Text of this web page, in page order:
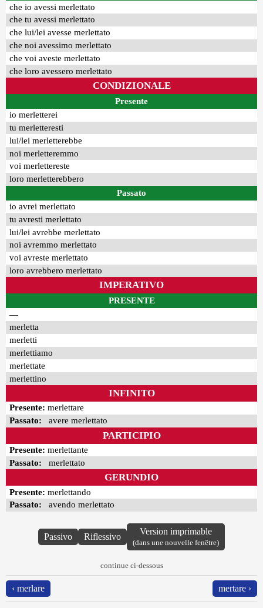
che io avessi merlettato
che tu avessi merlettato
che lui/lei avesse merlettato
che noi avessimo merlettato
che voi aveste merlettato
che loro avessero merlettato
CONDIZIONALE
Presente
io merletterei
tu merletteresti
lui/lei merletterebbe
noi merletteremmo
voi merlettereste
loro merletterebbero
Passato
io avrei merlettato
tu avresti merlettato
lui/lei avrebbe merlettato
noi avremmo merlettato
voi avreste merlettato
loro avrebbero merlettato
IMPERATIVO
PRESENTE
—
merletta
merletti
merlettiamo
merlettate
merlettino
INFINITO
Presente: merlettare
Passato: avere merlettato
PARTICIPIO
Presente: merlettante
Passato: merlettato
GERUNDIO
Presente: merlettando
Passato: avendo merlettato
Passivo Riflessivo
Version imprimable
(dans une nouvelle fenêtre)
continue ci-dessous
‹ merlare mertare ›